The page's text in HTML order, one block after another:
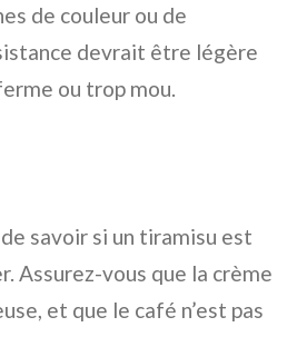
de couleur ou de
devrait être légère
ou trop mou.
savoir si un tiramisu est
Assurez-vous que la crème
et que le café n’est pas